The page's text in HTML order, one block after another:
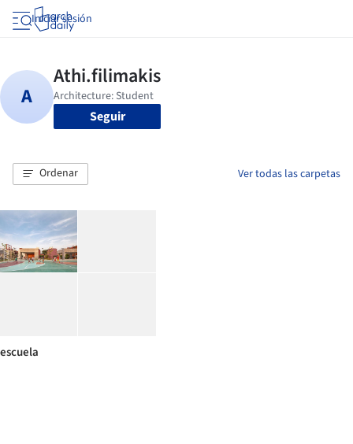
Iniciar sesión
Seguir
Ordenar Ver todas las carpetas
escuela